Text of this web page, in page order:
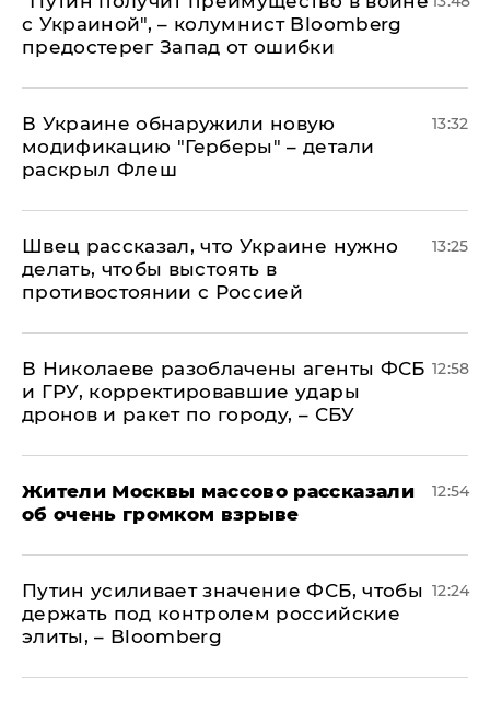
с Украиной", – колумнист Bloomberg
предостерег Запад от ошибки
В Украине обнаружили новую
модификацию "Герберы" – детали
раскрыл Флеш
13:32
Швец рассказал, что Украине нужно
делать, чтобы выстоять в
противостоянии с Россией
13:25
В Николаеве разоблачены агенты ФСБ
и ГРУ, корректировавшие удары
дронов и ракет по городу, – СБУ
12:58
Жители Москвы массово рассказали
об очень громком взрыве
12:54
Путин усиливает значение ФСБ, чтобы
держать под контролем российские
элиты, – Bloomberg
12:24